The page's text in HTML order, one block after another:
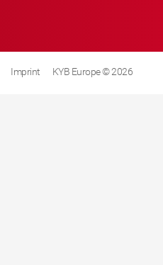
Imprint KYB Europe © 2026